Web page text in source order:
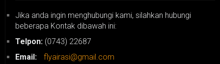
Jika anda ingin menghubungi kami, silahkan hubungi
beberapa Kontak dibawah ini:
Telpon: (0743) 22687
Email:
flyairasi@gmail.com